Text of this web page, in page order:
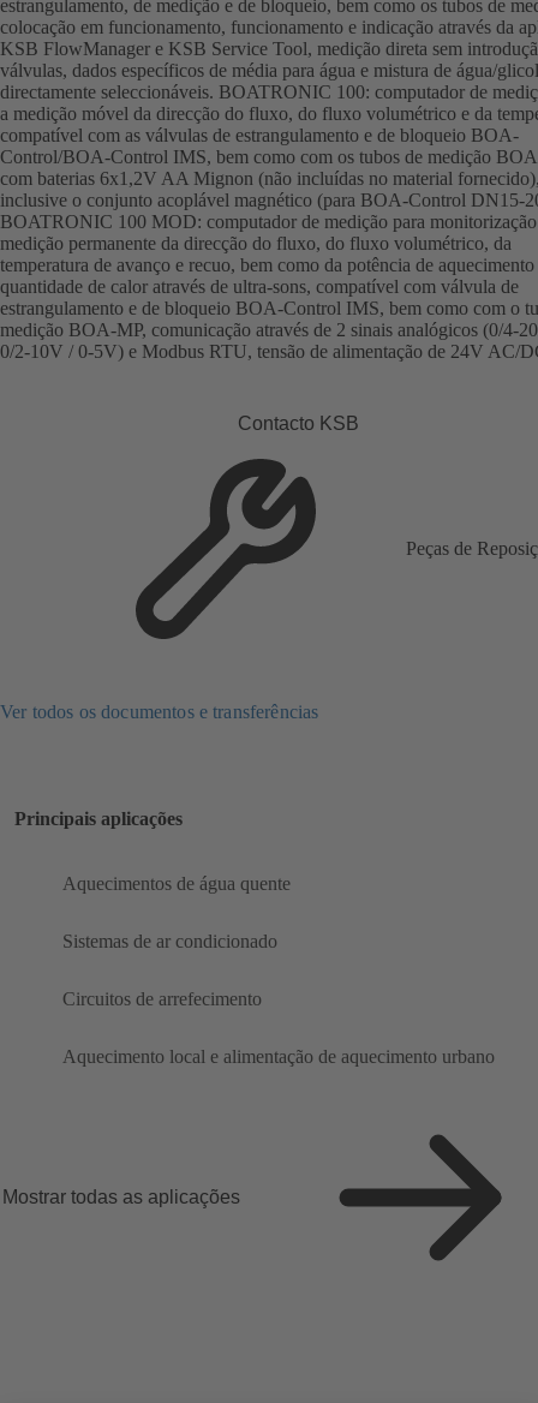
estrangulamento, de medição e de bloqueio, bem como os tubos de
colocação em funcionamento, funcionamento e indicação através da
KSB FlowManager e KSB Service Tool, medição direta sem
válvulas, dados específicos de média para água e mistura de água/glicol
directamente seleccionáveis. BOATRONIC 100: computador de
a medição móvel da direcção do fluxo, do fluxo volumétrico e da
compatível com as válvulas de estrangulamento e de bloqueio BOA-
Control/BOA-Control IMS, bem como com os tubos de medição
com baterias 6x1,2V AA Mignon (não incluídas no material
inclusive o conjunto acoplável magnético (para BOA-Control DN15-
BOATRONIC 100 MOD: computador de medição para
medição permanente da direcção do fluxo, do fluxo volumétrico, da
temperatura de avanço e recuo, bem como da potência de aquecimento
quantidade de calor através de ultra-sons, compatível com válvula de
estrangulamento e de bloqueio BOA-Control IMS, bem como com o
medição BOA-MP, comunicação através de 2 sinais analógicos (0/4-
0/2-10V / 0-5V) e Modbus RTU, tensão de alimentação de 24V AC/
Contacto KSB
Peças de
Ver todos os documentos e transferências
Principais aplicações
Aquecimentos de água quente
Sistemas de ar condicionado
Circuitos de arrefecimento
Aquecimento local e alimentação de aquecimento urbano
Mostrar todas as aplicações